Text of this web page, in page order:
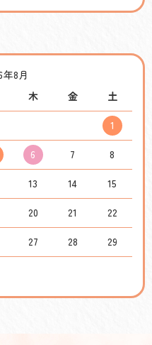
年8月
木 金 土
1
6 7 8
13 14 15
20 21 22
27 28 29